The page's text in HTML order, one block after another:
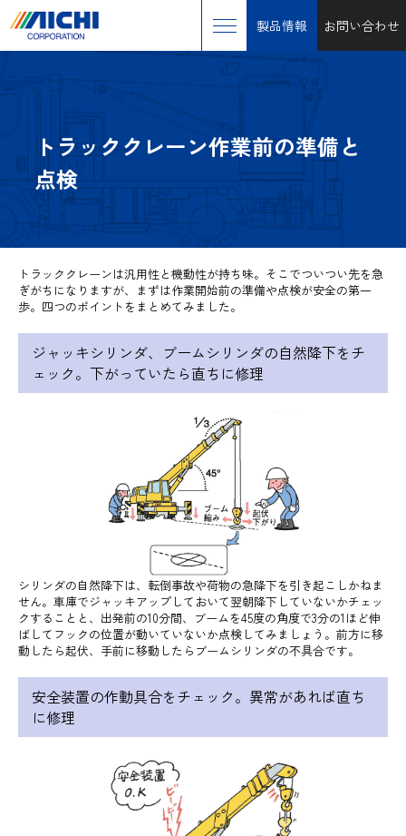
製品情報 お問い合わせ
トラッククレーン作業前の準備と
点検
トラッククレーンは汎用性と機動性が持ち味。そこでついつい先を急
ぎがちになりますが、まずは作業開始前の準備や点検が安全の第一
歩。四つのポイントをまとめてみました。
ジャッキシリンダ、ブームシリンダの自然降下をチ
ェック。下がっていたら直ちに修理
シリンダの自然降下は、転倒事故や荷物の急降下を引き起こしかねま
せん。車庫でジャッキアップしておいて翌朝降下していないかチェッ
クすることと、出発前の10分間、ブームを45度の角度で3分の1ほど伸
ばしてフックの位置が動いていないか点検してみましょう。前方に移
動したら起伏、手前に移動したらブームシリンダの不具合です。
安全装置の作動具合をチェック。異常があれば直ち
に修理